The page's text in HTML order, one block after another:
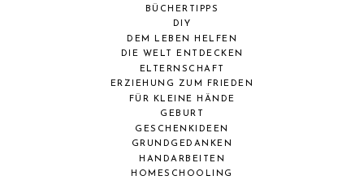
BÜCHERTIPPS
DIY
DEM LEBEN HELFEN
DIE WELT ENTDECKEN
ELTERNSCHAFT
ERZIEHUNG ZUM FRIEDEN
FÜR KLEINE HÄNDE
GEBURT
GESCHENKIDEEN
GRUNDGEDANKEN
HANDARBEITEN
HOMESCHOOLING